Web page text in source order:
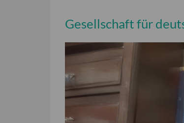
Gesellschaft für